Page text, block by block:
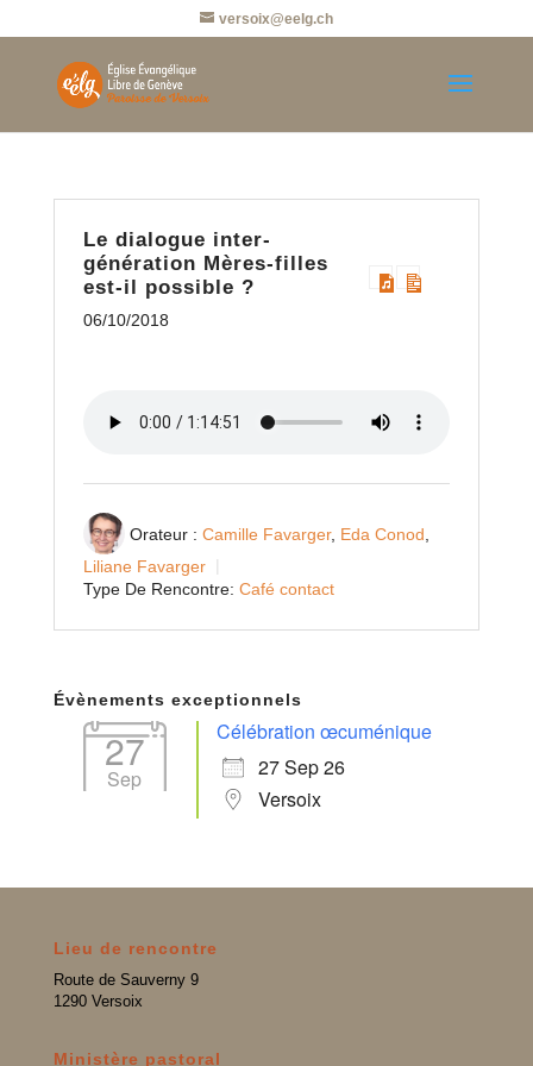
versoix@eelg.ch
Le dialogue inter-
génération Mères-filles
est-il possible ?
06/10/2018
Orateur : Camille Favarger, Eda Conod
Liliane Favarger
Type De Rencontre: Café contact
Évènements exceptionnels
27
Sep
Célébration œcuménique
27 Sep 26
Versoix
Lieu de rencontre
Route de Sauverny 9
1290 Versoix
Ministère pastoral